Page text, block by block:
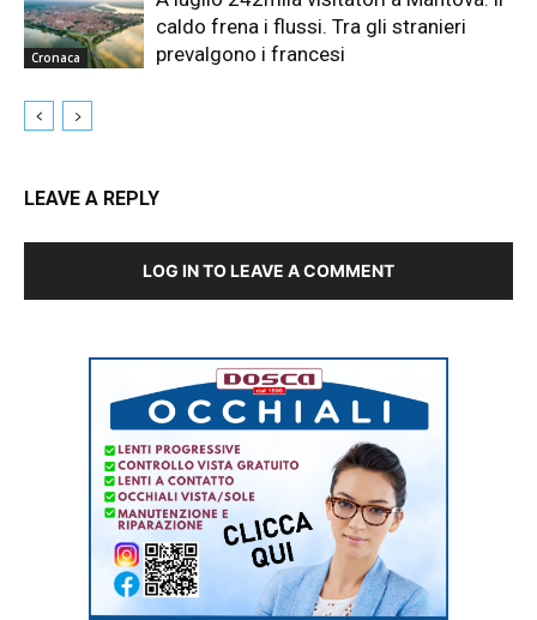
Cronaca
caldo frena i flussi. Tra gli stranieri
prevalgono i francesi
LEAVE A REPLY
LOG IN TO LEAVE A COMMENT